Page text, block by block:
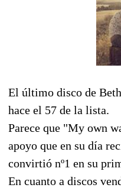
El último disco de
hace el 57 de la lista.
Parece que "My own
apoyo que en su día
convirtió nº1 en su
En cuanto a discos